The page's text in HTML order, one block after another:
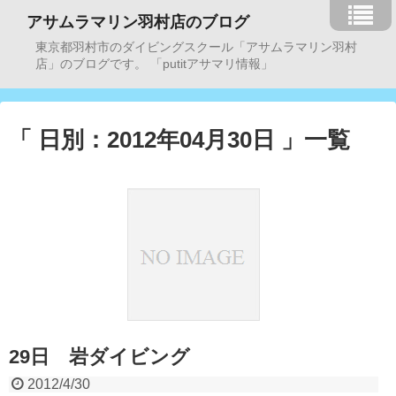
アサムラマリン羽村店のブログ
東京都羽村市のダイビングスクール「アサムラマリン羽村
店」のブログです。 「putitアサマリ情報」
「 日別：2012年04月30日 」一覧
29日 岩ダイビング
2012/4/30